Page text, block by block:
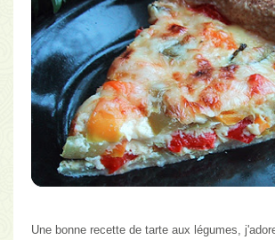
Une bonne recette de tarte aux légumes,